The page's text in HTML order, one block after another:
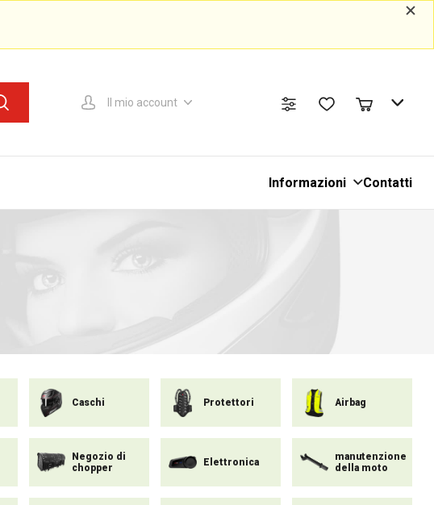
Il mio account
Informazioni Contatti
Caschi Protettori Airbag
Negozio di
chopper
Elettronica
manutenzione
della moto